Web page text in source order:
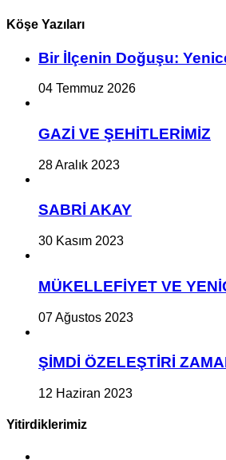
Köşe Yazıları
Bir İlçe­nin Do­ğu­şu:
04 Temmuz 2026
GAZİ VE ŞEHİTLERİMİZ
28 Aralık 2023
SABRİ AKAY
30 Kasım 2023
MÜKELLEFİYET VE
07 Ağustos 2023
ŞİMDİ ÖZELEŞTİRİ
12 Haziran 2023
Yitirdiklerimiz